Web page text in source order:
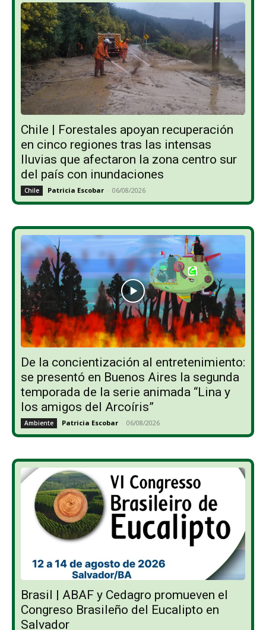
Chile | Forestales apoyan recuperación
en cinco regiones tras las intensas
lluvias que afectaron la zona centro sur
del país con inundaciones
Chile Patricia Escobar - 06/08/2026
De la concientización al entretenimiento:
se presentó en Buenos Aires la segunda
temporada de la serie animada “Lina y
los amigos del Arcoíris”
Ambiente Patricia Escobar - 06/08/2026
Brasil | ABAF y Cedagro promueven el
Congreso Brasileño del Eucalipto en
Salvador